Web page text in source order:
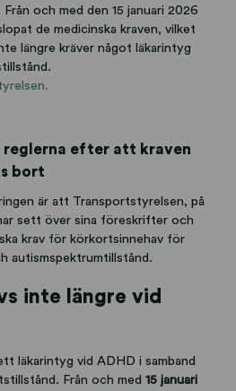
och med den 15 januari 2026
de medicinska kraven, vilket
längre kräver något läkarintyg
reglerna efter att kraven
bort
är att Transportstyrelsen, på
sett över sina föreskrifter och
krav för körkortsinnehav för
autismspektrumtillstånd.
inte längre vid
läkarintyg vid ADHD i samband
Från och med 15 januari